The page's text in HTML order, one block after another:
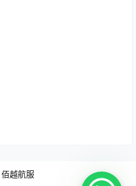
佰越航服